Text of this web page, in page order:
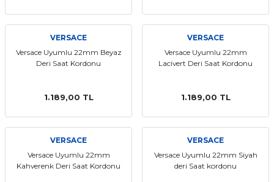
VERSACE
Versace Uyumlu 22mm Beyaz
Deri Saat Kordonu
1.189,00 TL
VERSACE
Versace Uyumlu 22mm
Lacivert Deri Saat Kordonu
1.189,00 TL
VERSACE
Versace Uyumlu 22mm
Kahverenk Deri Saat Kordonu
VERSACE
Versace Uyumlu 22mm Siyah
deri Saat kordonu